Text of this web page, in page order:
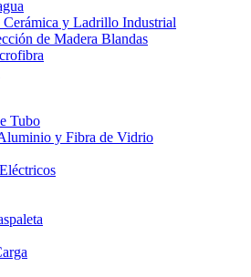
y Ladrillo Industrial
de Madera Blandas
Tubo
y Fibra de Vidrio